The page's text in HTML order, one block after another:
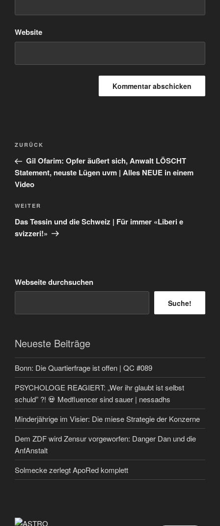
Website
Beitragsnavigation
Vorheriger
Beitrag
ZURÜCK
Gil Ofarim: Opfer äußert sich, Anwalt LÖSCHT
Statement, neuste Lügen uvm | Alles NEUE in einem
Video
Nächster
Beitrag
WEITER
Das Tessin und die Schweiz | Für immer «Liberi e
svizzeri!»
Webseite durchsuchen
Suche!
Neueste Beiträge
Bonn: Die Quartierfrage ist offen | QC #089
PSYCHOLOGE REAGIERT: „Wer ihr glaubt ist selbst
schuld” ?! 💀 Medfluencer sind sauer | nessadhs
Minderjährige im Visier: Die miese Strategie der Konzerne
Dem ZDF wird Zensur vorgeworfen: Danger Dan und die
AnfAnstalt
Solmecke zerlegt ApoRed komplett